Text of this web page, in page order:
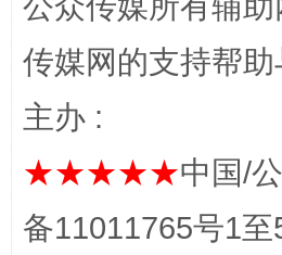
完善运行机制助力责任有效落
传媒网的支持帮
主办 :
★★★★★中国/
备11011765号1